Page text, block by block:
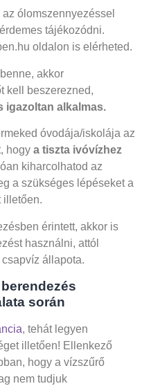
ólomszennyezéssel
tájékozódni.
oldalon is elérheted.
akkor
kell beszerezned,
igazoltan alkalmas.
óvodája/iskolája az
hogy a tiszta ivóvízhez
kiharcolhatod az
a szükséges lépéseket a
illetően.
érintett, akkor is
használni, attól
állapota.
során
, tehát legyen
illetően! Ellenkező
hogy a vízszűrő
nem tudjuk